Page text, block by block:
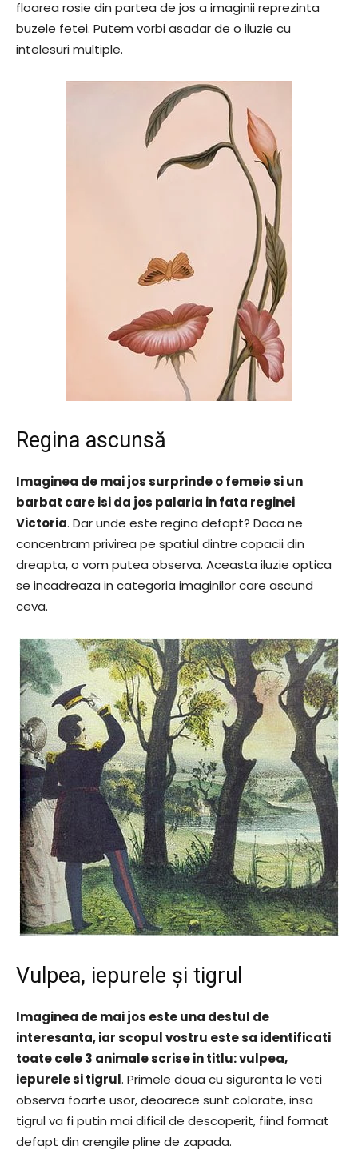
floarea rosie din partea de jos a imaginii reprezinta
buzele fetei. Putem vorbi asadar de o iluzie cu
intelesuri multiple.
Regina ascunsă
Imaginea de mai jos surprinde o femeie si un
barbat care isi da jos palaria in fata reginei
Victoria. Dar unde este regina defapt? Daca ne
concentram privirea pe spatiul dintre copacii din
dreapta, o vom putea observa. Aceasta iluzie optica
se incadreaza in categoria imaginilor care ascund
ceva.
Vulpea, iepurele și tigrul
Imaginea de mai jos este una destul de
interesanta, iar scopul vostru este sa identificati
toate cele 3 animale scrise in titlu: vulpea,
iepurele si tigrul. Primele doua cu siguranta le veti
observa foarte usor, deoarece sunt colorate, insa
tigrul va fi putin mai dificil de descoperit, fiind format
defapt din crengile pline de zapada.